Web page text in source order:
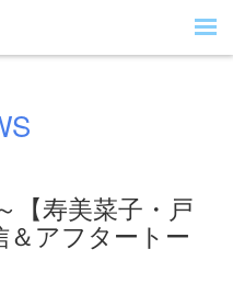
【寿美菜子・戸
＆アフタートー